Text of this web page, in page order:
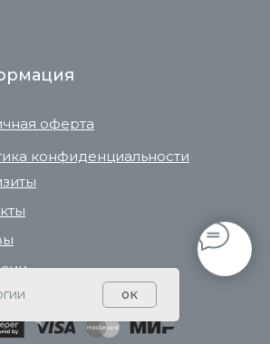
оферта
конфиденциальности
ок